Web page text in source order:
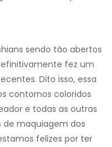
sendo tão abertos
fez um
Dito isso, essa
contornos coloridos
e todas as outras
de maquiagem dos
felizes por ter